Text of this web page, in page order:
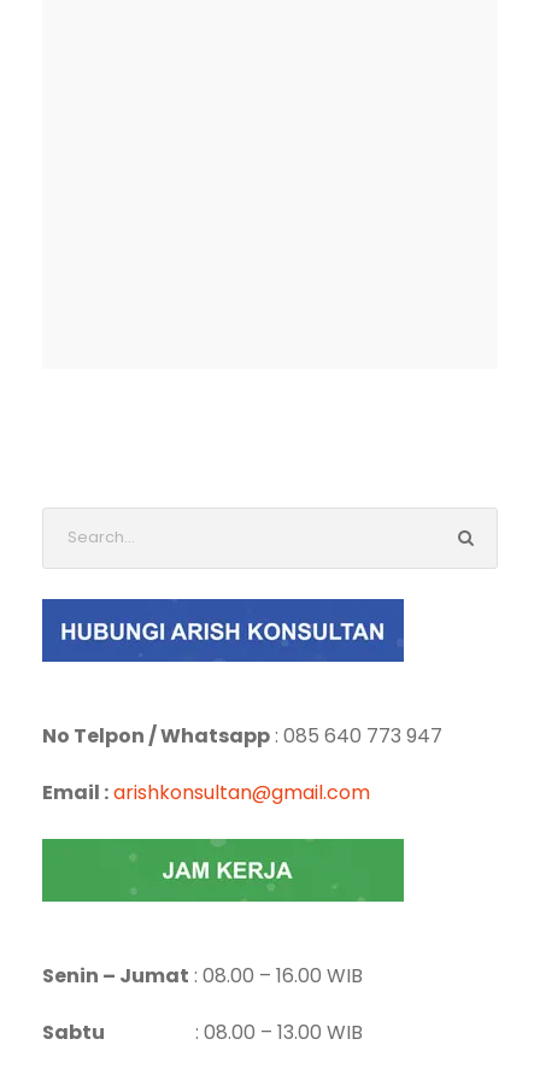
No Telpon / Whatsapp : 085 640 773 947
Email :arishkonsultan@gmail.com
Senin – Jumat : 08.00 – 16.00 WIB
Sabtu : 08.00 – 13.00 WIB